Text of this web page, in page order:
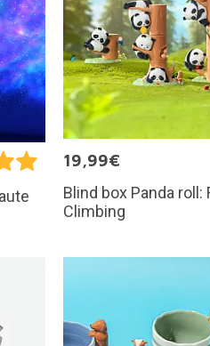
19,99€
Blind box Panda roll:
Climbing